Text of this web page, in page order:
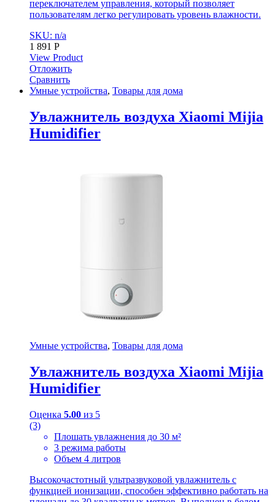
переключателем управления, который позволяет
пользователям легко регулировать уровень влажности.
SKU: n/a
1 891 Р
View Product
Отложить
Сравнить
Умные устройства, Товары для дома
Увлажнитель воздуха Xiaomi Mijia
Humidifier
Умные устройства, Товары для дома
Увлажнитель воздуха Xiaomi Mijia
Humidifier
Оценка 5.00 из 5
(3)
Плошать увлажнения до 30 м²
3 режима работы
Объем 4 литров
Высокочастотный ультразвуковой увлажнитель с
функцией ионизации, способен эффективно работать на